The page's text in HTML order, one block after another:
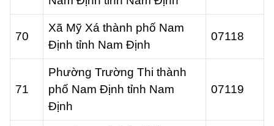
70
Xã Mỹ Xá thành phố Nam
Định tỉnh Nam Định
07118
71
Phường Trường Thi thành
phố Nam Định tỉnh Nam
Định
07119